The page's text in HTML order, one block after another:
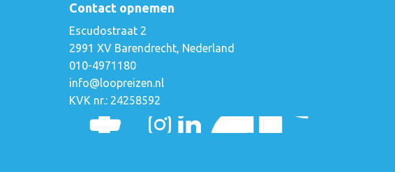
Contact opnemen
Escudostraat 2
2991 XV Barendrecht, Nederland
010-4971180
info@loopreizen.nl
KVK nr.: 24258592